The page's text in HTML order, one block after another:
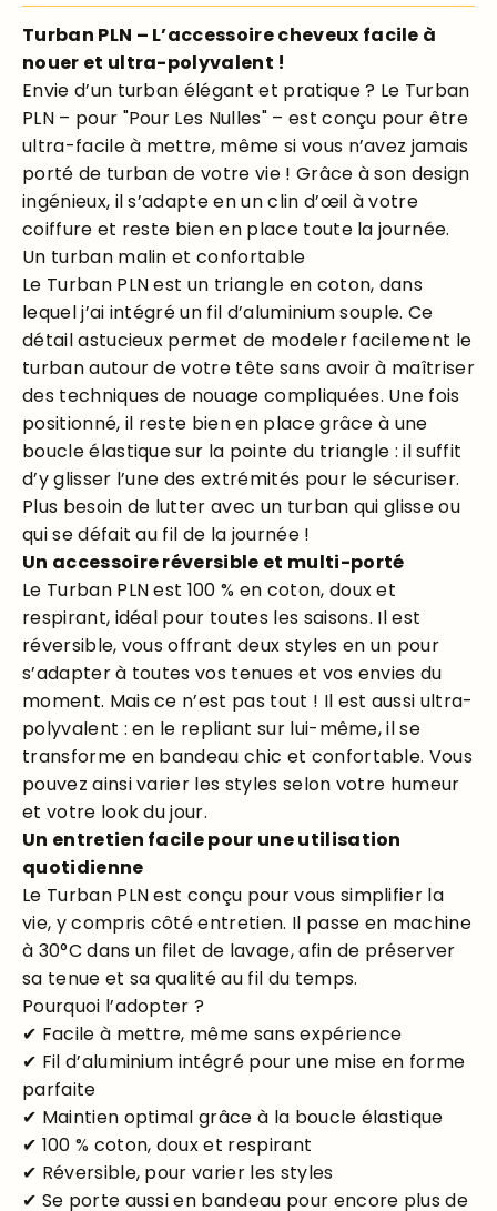
Turban PLN – L’accessoire cheveux facile à
nouer et ultra-polyvalent !
Envie d’un turban élégant et pratique ? Le Turban
PLN – pour "Pour Les Nulles" – est conçu pour être
ultra-facile à mettre, même si vous n’avez jamais
porté de turban de votre vie ! Grâce à son design
ingénieux, il s’adapte en un clin d’œil à votre
coiffure et reste bien en place toute la journée.
Un turban malin et confortable
Le Turban PLN est un triangle en coton, dans
lequel j’ai intégré un fil d’aluminium souple. Ce
détail astucieux permet de modeler facilement le
turban autour de votre tête sans avoir à maîtriser
des techniques de nouage compliquées. Une fois
positionné, il reste bien en place grâce à une
boucle élastique sur la pointe du triangle : il suffit
d’y glisser l’une des extrémités pour le sécuriser.
Plus besoin de lutter avec un turban qui glisse ou
qui se défait au fil de la journée !
Un accessoire réversible et multi-porté
Le Turban PLN est 100 % en coton, doux et
respirant, idéal pour toutes les saisons. Il est
réversible, vous offrant deux styles en un pour
s’adapter à toutes vos tenues et vos envies du
moment. Mais ce n’est pas tout ! Il est aussi ultra-
polyvalent : en le repliant sur lui-même, il se
transforme en bandeau chic et confortable. Vous
pouvez ainsi varier les styles selon votre humeur
et votre look du jour.
Un entretien facile pour une utilisation
quotidienne
Le Turban PLN est conçu pour vous simplifier la
vie, y compris côté entretien. Il passe en machine
à 30°C dans un filet de lavage, afin de préserver
sa tenue et sa qualité au fil du temps.
Pourquoi l’adopter ?
✔ Facile à mettre, même sans expérience
✔ Fil d’aluminium intégré pour une mise en forme
parfaite
✔ Maintien optimal grâce à la boucle élastique
✔ 100 % coton, doux et respirant
✔ Réversible, pour varier les styles
✔ Se porte aussi en bandeau pour encore plus de